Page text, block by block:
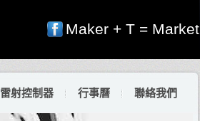
Maker + T = Market
雷射控制器 行事曆 聯絡我們